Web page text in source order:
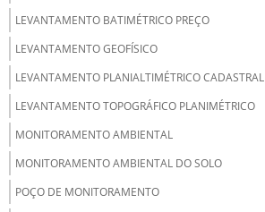
LEVANTAMENTO BATIMÉTRICO PREÇO
LEVANTAMENTO GEOFÍSICO
LEVANTAMENTO PLANIALTIMÉTRICO CADASTRAL
LEVANTAMENTO TOPOGRÁFICO PLANIMÉTRICO
MONITORAMENTO AMBIENTAL
MONITORAMENTO AMBIENTAL DO SOLO
POÇO DE MONITORAMENTO